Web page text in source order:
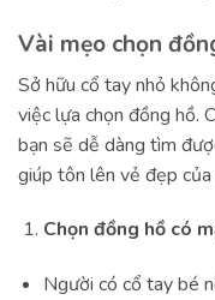
Vài mẹo chọn
Sở hữu cổ tay nhỏ
việc lựa chọn đồng hồ.
bạn sẽ dễ dàng tìm
giúp tôn lên vẻ đẹp của
Chọn đồng hồ có
Người có cổ tay bé